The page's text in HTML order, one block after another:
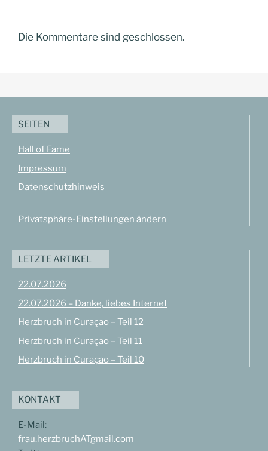
Die Kommentare sind geschlossen.
SEITEN
Hall of Fame
Impressum
Datenschutzhinweis
Privatsphäre-Einstellungen ändern
LETZTE ARTIKEL
22.07.2026
22.07.2026 – Danke, liebes Internet
Herzbruch in Curaçao – Teil 12
Herzbruch in Curaçao – Teil 11
Herzbruch in Curaçao – Teil 10
KONTAKT
E-Mail:
frau.herzbruchATgmail.com